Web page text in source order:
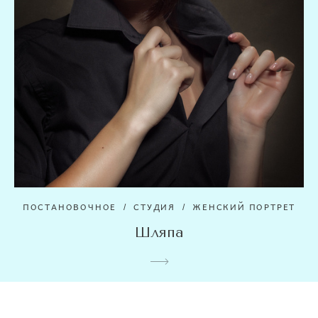
ПОСТАНОВОЧНОЕ СТУДИЯ ЖЕНСКИЙ ПОРТРЕТ
Шляпа